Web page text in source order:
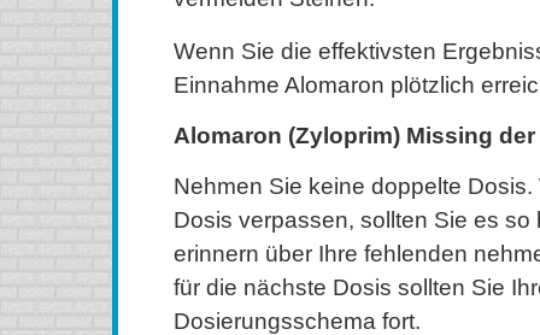
Wenn Sie die effektivsten
Einnahme Alomaron plötzlich
Alomaron (Zyloprim) Missing
Nehmen Sie keine doppelte
Dosis verpassen, sollten Sie es so
erinnern über Ihre fehlenden
für die nächste Dosis sollten Sie
Dosierungsschema fort.